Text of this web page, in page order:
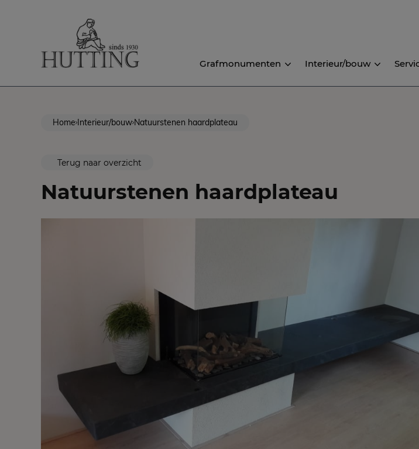
Grafmonumenten Interieur/bouw
Home Interieur/bouw Natuurstenen haardplateau
Terug naar overzicht
Natuurstenen haardplateau